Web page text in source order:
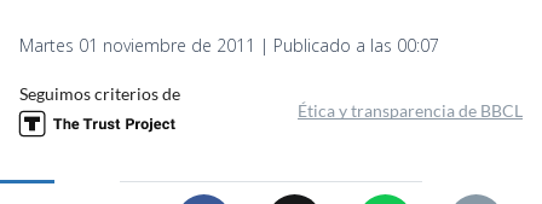
Martes 01 noviembre de 2011 | Publicado a las 00:07
Seguimos criterios de
Ética y transparencia de BBCL